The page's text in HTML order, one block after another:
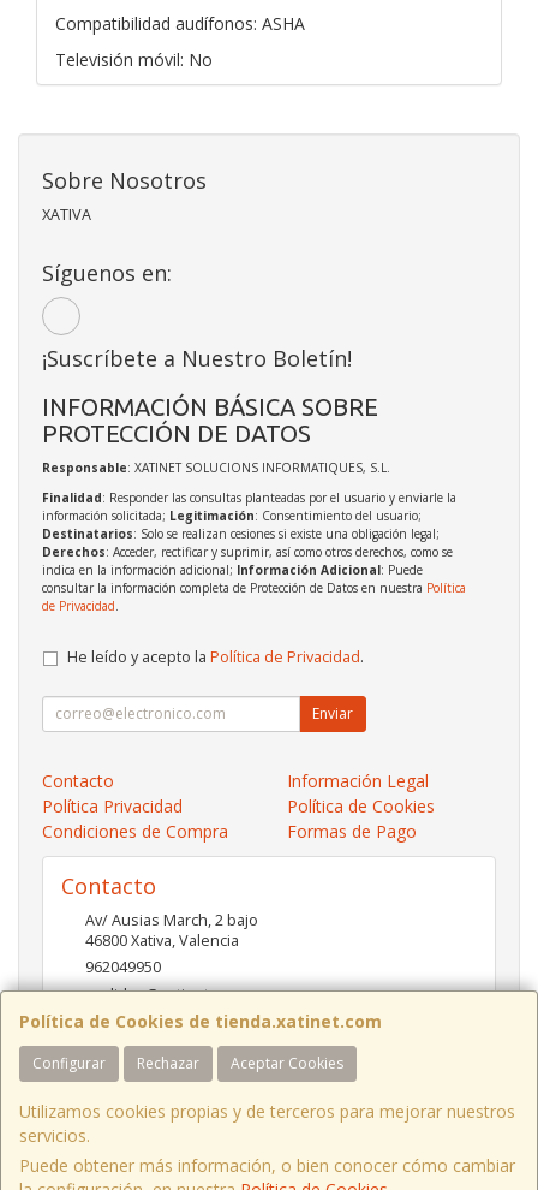
Compatibilidad audífonos: ASHA
Televisión móvil: No
Política de Cookies de tienda.xatinet.com
Configurar Rechazar Aceptar Cookies
Utilizamos cookies propias y de terceros para mejorar nuestros
servicios.
Puede obtener más información, o bien conocer cómo cambiar
Sobre Nosotros
XATIVA
Síguenos en:
¡Suscríbete a Nuestro Boletín!
INFORMACIÓN BÁSICA SOBRE
PROTECCIÓN DE DATOS
Responsable: XATINET SOLUCIONS INFORMATIQUES, S.L.
Finalidad: Responder las consultas planteadas por el usuario y enviarle la
información solicitada; Legitimación: Consentimiento del usuario;
Destinatarios: Solo se realizan cesiones si existe una obligación legal;
Derechos: Acceder, rectificar y suprimir, así como otros derechos, como se
indica en la información adicional; Información Adicional: Puede
consultar la información completa de Protección de Datos en nuestra Política
de Privacidad
He leído y acepto la Política de Privacidad.
Enviar
Contacto
Información Legal
Política Privacidad
Política de Cookies
Condiciones de Compra
Formas de Pago
Contacto
Av/ Ausias March, 2 bajo
46800Xativa,Valencia
962049950
pedidos@xatinet.com
Horario
9-13:30 16:30-19:30